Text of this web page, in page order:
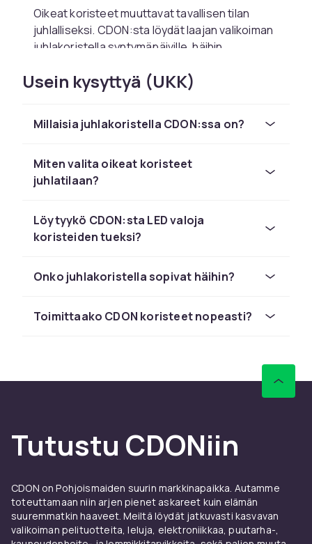
Oikeat koristeet muuttavat tavallisen tilan
juhlalliseksi. CDON:sta löydät laajan valikoiman
juhlakoristella syntymäpäiville, häihin,
Koristepakettimme ovat helppo tapa saada
yhtenainen ilme juhlaan. Katso myös
juhlakokonaisuuteen.
Seinä- ja kattokoristeet
Seinäkoristeet ja kattokoristeet luovat
banderolleja, folioviiruja, paperitähtiä ja
riippuvia koristeita, jotka sopivat kaikkiin
monisärmäinen koristelu, joka ilahduttaa
vieraita.
Pöytäkoristeet ja kukka-
juhlapöydän. CDON:sta löydät maljakoita,
tunnelman. Yhdistä pöytäkoristeet
erikoistehosteiden kanssa näyttävän
Tunnelmavalot ja LED
koristeet
Usein kysyttyä (UKK)
Millaisia juhlakoristella CDON:ssa on?
Miten valita oikeat koristeet
juhlatilaan?
Löytyykö CDON:sta LED valoja
koristeiden tueksi?
Onko juhlakoristella sopivat häihin?
Toimittaako CDON koristeet nopeasti?
Tutustu CDONiin
CDON on Pohjoismaiden suurin markkinapaikka. Autamme
toteuttamaan niin arjen pienet askareet kuin elämän
suuremmatkin haaveet. Meiltä löydät jatkuvasti kasvavan
valikoiman pelituotteita, leluja, elektroniikkaa, puutarha-,